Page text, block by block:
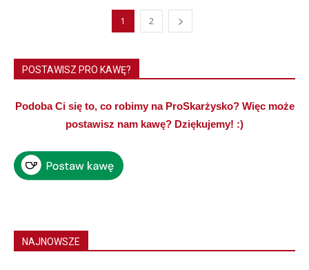
1 2
POSTAWISZ PRO KAWĘ?
Podoba Ci się to, co robimy na ProSkarżysko? Więc może
postawisz nam kawę? Dziękujemy! :)
NAJNOWSZE